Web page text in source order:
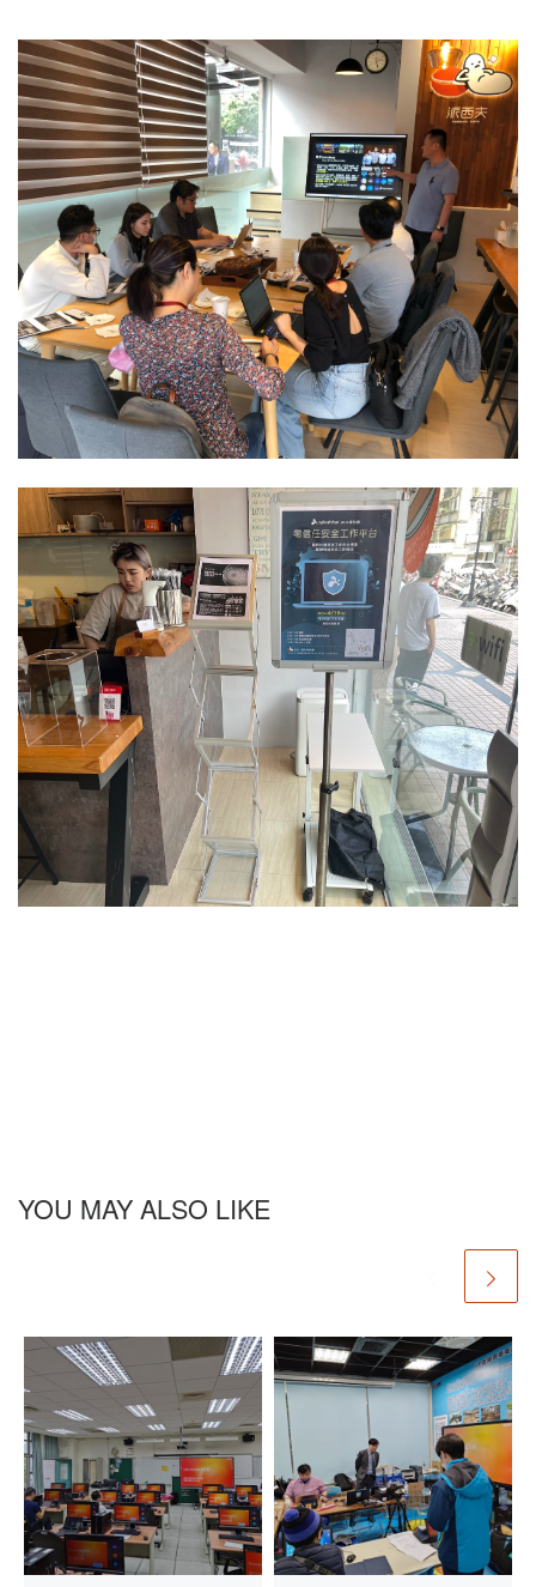
YOU MAY ALSO LIKE